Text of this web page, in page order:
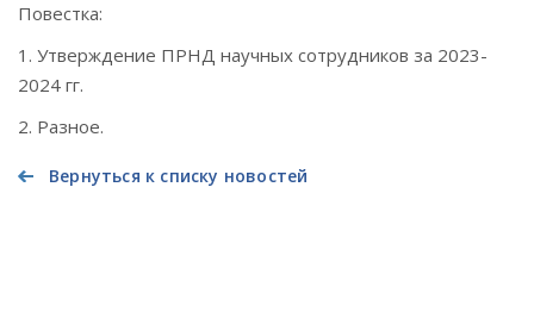
Повестка:
1. Утверждение ПРНД научных сотрудников за 2023-
2024 гг.
2. Разное.
Вернуться к списку новостей